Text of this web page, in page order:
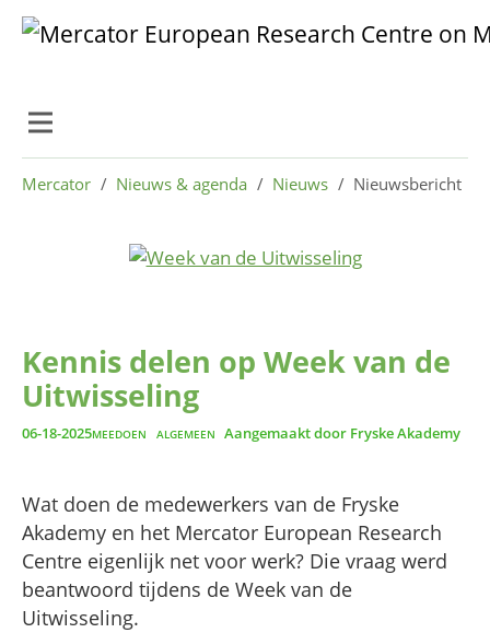
Skip to main content
Skip to page footer
Mercator Nieuws & agenda Nieuws Nieuwsbericht
Kennis delen op Week van de
Uitwisseling
06-18-2025MEEDOEN ALGEMEEN Aangemaakt door Fryske Akademy
Wat doen de medewerkers van de Fryske
Akademy en het Mercator European Research
Centre eigenlijk net voor werk? Die vraag werd
beantwoord tijdens de Week van de
Uitwisseling.